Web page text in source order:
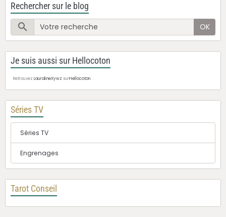
Rechercher sur le blog
OK
Je suis aussi sur Hellocoton
Retrouvez LauralineXywz surHellocoton
Séries TV
Séries TV
Engrenages
Tarot Conseil